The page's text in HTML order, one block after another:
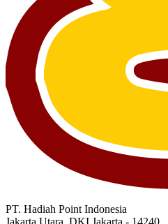
PT. Hadiah Point Indonesia
Jakarta Utara, DKI Jakarta - 14240